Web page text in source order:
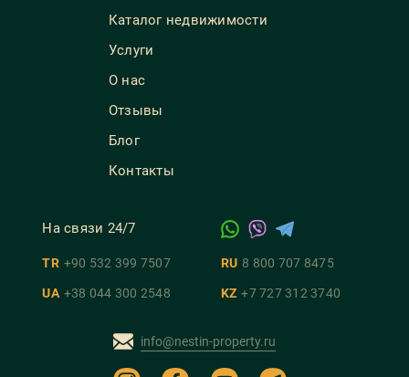
Каталог недвижимости
Услуги
О нас
Отзывы
Блог
Контакты
На связи 24/7
TR +90 532 399 7507 RU 8 800 707 8475
UA +38 044 300 2548 KZ +7 727 312 3740
info@nestin-property.ru